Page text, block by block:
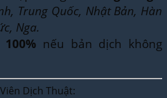
Trung Quốc, Nhật Bản, Hàn
Nga.
nếu bản dịch không
Dịch Thuật: